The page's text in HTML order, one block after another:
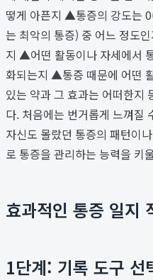
떻게 아픈지 ▲통증의 강도는
는 최악의 통증) 중 어느 정도
지 ▲어떤 활동이나 자세에서
화되는지 ▲통증 때문에 어떤
있는 약과 그 효과는 어떠한지
다. 처음에는 번거롭게 느껴질
자신도 몰랐던 통증의 패턴이
로 통증을 관리하는 능력을 키
효과적인 통증 일지
1단계: 기록 도구 선